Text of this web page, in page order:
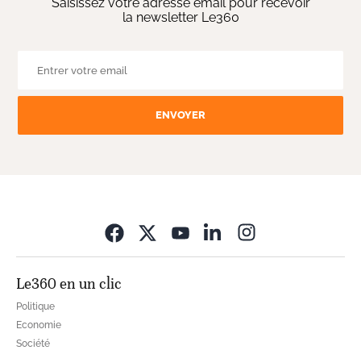
la newsletter Le360
ENVOYER
Le360 en un clic
Politique
Economie
Société